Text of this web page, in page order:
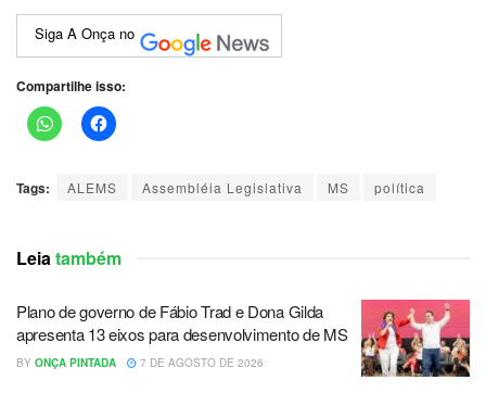
Siga A Onça no
Compartilhe isso:
Tags: ALEMS Assembléia Legislativa MS política
Leiatambém
Plano de governo de Fábio Trad e Dona Gilda
apresenta 13 eixos para desenvolvimento de MS
BY ONÇA PINTADA 7 DE AGOSTO DE 2026